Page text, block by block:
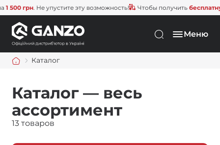
грн. Не упустите эту возможность! Чтобы получитьбесплатную
Меню
Каталог
Каталог — весь
ассортимент
13 товаров